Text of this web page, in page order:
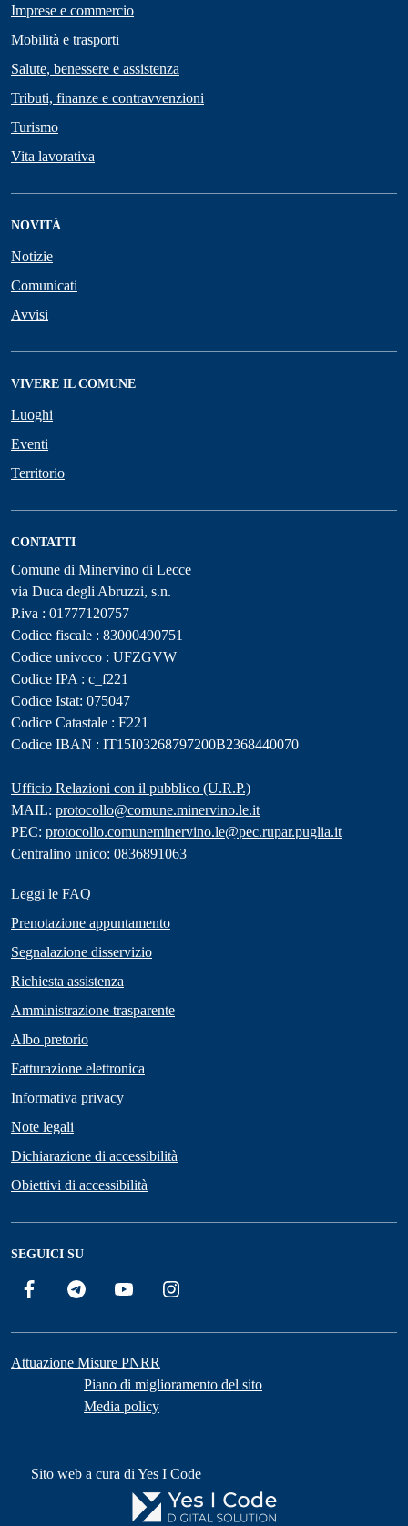
Imprese e commercio
Mobilità e trasporti
Salute, benessere e assistenza
Tributi, finanze e contravvenzioni
Turismo
Vita lavorativa
NOVITÀ
Notizie
Comunicati
Avvisi
VIVERE IL COMUNE
Luoghi
Eventi
Territorio
CONTATTI
Comune di Minervino di Lecce
via Duca degli Abruzzi, s.n.
P.iva : 01777120757
Codice fiscale : 83000490751
Codice univoco : UFZGVW
Codice IPA : c_f221
Codice Istat: 075047
Codice Catastale : F221
Codice IBAN : IT15I03268797200B2368440070
Ufficio Relazioni con il pubblico (U.R.P.)
MAIL: protocollo@comune.minervino.le.it
PEC: protocollo.comuneminervino.le@pec.rupar.puglia.it
Centralino unico: 0836891063
Leggi le FAQ
Prenotazione appuntamento
Segnalazione disservizio
Richiesta assistenza
Amministrazione trasparente
Albo pretorio
Fatturazione elettronica
Informativa privacy
Note legali
Dichiarazione di accessibilità
Obiettivi di accessibilità
SEGUICI SU
Facebook Telegram YouTube
Attuazione Misure PNRR
Piano di miglioramento del sito
Media policy
Sito web a cura di Yes I Code